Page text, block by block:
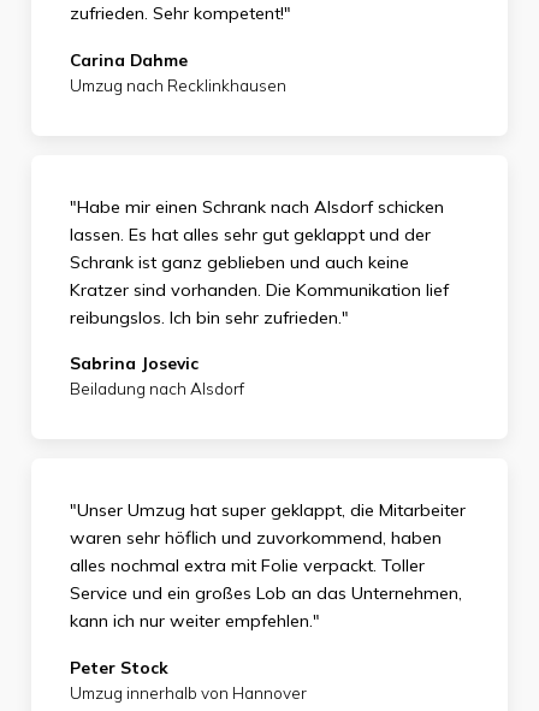
zufrieden. Sehr kompetent!"
Carina Dahme
Umzug nach Recklinkhausen
"Habe mir einen Schrank nach Alsdorf schicken
lassen. Es hat alles sehr gut geklappt und der
Schrank ist ganz geblieben und auch keine
Kratzer sind vorhanden. Die Kommunikation lief
reibungslos. Ich bin sehr zufrieden."
Sabrina Josevic
Beiladung nach Alsdorf
"Unser Umzug hat super geklappt, die Mitarbeiter
waren sehr höflich und zuvorkommend, haben
alles nochmal extra mit Folie verpackt. Toller
Service und ein großes Lob an das Unternehmen,
kann ich nur weiter empfehlen."
Peter Stock
Umzug innerhalb von Hannover